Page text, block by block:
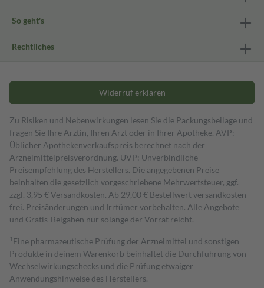
So geht's
Rechtliches
Widerruf erklären
Zu Risiken und Nebenwirkungen lesen Sie die Packungsbeilage und
fragen Sie Ihre Ärztin, Ihren Arzt oder in Ihrer Apotheke. AVP:
Üblicher Apothekenverkaufspreis berechnet nach der
Arzneimittelpreisverordnung. UVP: Unverbindliche
Preisempfehlung des Herstellers. Die angegebenen Preise
beinhalten die gesetzlich vorgeschriebene Mehrwertsteuer, ggf.
zzgl. 3,95 € Versandkosten. Ab 29,00 € Bestell­wert versand­kosten­
frei. Preisänderungen und Irrtümer vorbehalten. Alle Angebote
und Gratis-Beigaben nur solange der Vorrat reicht.
1 Eine pharmazeutische Prüfung der Arzneimittel und sonstigen
Produkte in deinem Warenkorb beinhaltet die Durchführung von
Wechselwirkungschecks und die Prüfung etwaiger
Anwendungshinweise des Herstellers.